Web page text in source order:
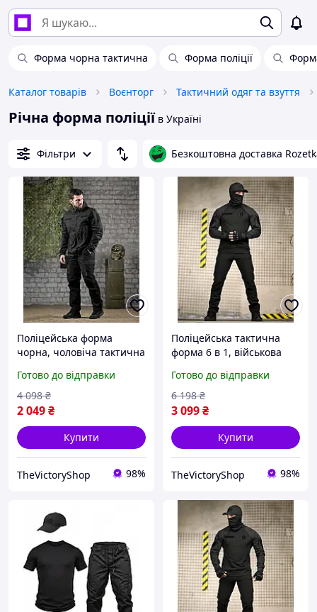
Форма чорна тактична Форма поліції
Каталог товарів Воєнторг Тактичний одяг та взуття
Річна форма поліціїв Україні
Фільтри Безкоштовна доставка
Поліцейська форма
чорна, чоловіча тактична
форма поліція XL etujv
Готово до відправки
2 049₴
4 098 ₴
Купити
TheVictoryShop 98%
Поліцейська тактична
форма 6 в 1, військова
чорна форма поліція М
tcs7bn
Готово до відправки
3 099₴
6 198 ₴
Купити
TheVictoryShop 98%